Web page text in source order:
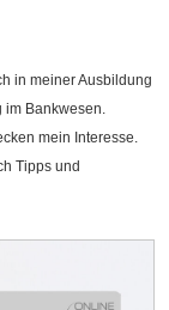
in meiner Ausbildung
im Bankwesen.
mein Interesse.
Tipps und